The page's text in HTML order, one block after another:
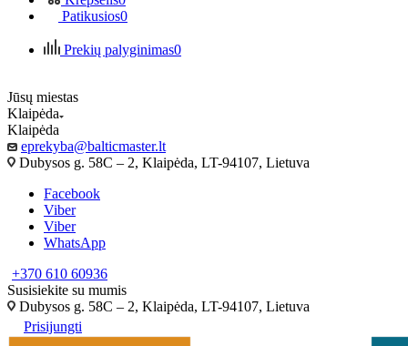
Patikusios0
Prekių palyginimas0
Jūsų miestas
Klaipėda
Klaipėda
eprekyba@balticmaster.lt
Dubysos g. 58C – 2, Klaipėda, LT-94107, Lietuva
Facebook
Viber
Viber
WhatsApp
+370 610 60936
Susisiekite su mumis
Dubysos g. 58C – 2, Klaipėda, LT-94107, Lietuva
Prisijungti